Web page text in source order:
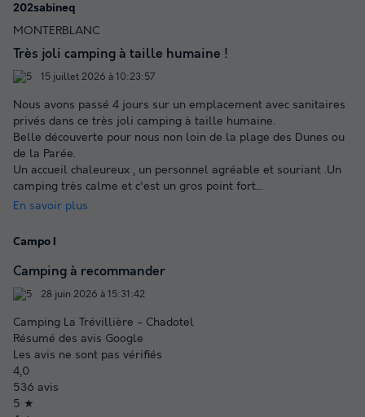
202sabineq
MONTERBLANC
Très joli camping à taille humaine !
15 juillet 2026 à 10:23:57
Nous avons passé 4 jours sur un emplacement avec sanitaires
privés dans ce très joli camping à taille humaine.
Belle découverte pour nous non loin de la plage des Dunes ou
de la Parée.
Un accueil chaleureux , un personnel agréable et souriant .Un
camping très calme et c'est un gros point fort...
En savoir plus
Campo I
Camping à recommander
28 juin 2026 à 15:31:42
Camping La Trévillière - Chadotel
Résumé des avis Google
Les avis ne sont pas vérifiés
4,0
536 avis
5 ★